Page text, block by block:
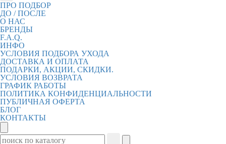
ПРО ПОДБОР
ДО / ПОСЛЕ
О НАС
БРЕНДЫ
F.A.Q.
ИНФО
УСЛОВИЯ ПОДБОРА УХОДА
ДОСТАВКА И ОПЛАТА
ПОДАРКИ, АКЦИИ, СКИДКИ.
УСЛОВИЯ ВОЗВРАТА
ГРАФИК РАБОТЫ
ПОЛИТИКА КОНФИДЕНЦИАЛЬНОСТИ
ПУБЛИЧНАЯ ОФЕРТА
БЛОГ
КОНТАКТЫ